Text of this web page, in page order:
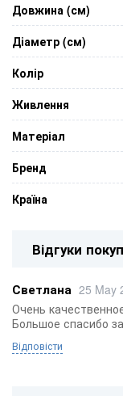
Довжина (см)
Діаметр (см)
Колір
Живлення
Матеріал
Бренд
Країна
Відгуки
Светлана 25 May
Очень
Большое спасибо
Відповісти